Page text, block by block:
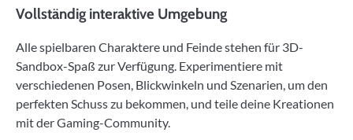
Vollständig interaktive Umgebung
Alle spielbaren Charaktere und Feinde stehen für 3D-
Sandbox-Spaß zur Verfügung. Experimentiere mit
verschiedenen Posen, Blickwinkeln und Szenarien, um den
perfekten Schuss zu bekommen, und teile deine Kreationen
mit der Gaming-Community.